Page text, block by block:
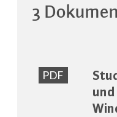
3
PDF